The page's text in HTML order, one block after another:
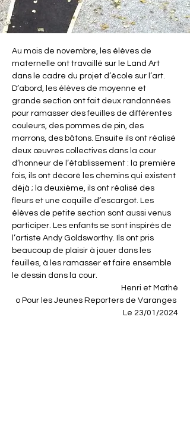
Au mois de novembre, les élèves de
maternelle ont travaillé sur le Land Art
dans le cadre du projet d’école sur l’art.
D’abord, les élèves de moyenne et
grande section ont fait deux randonnées
pour ramasser des feuilles de différentes
couleurs, des pommes de pin, des
marrons, des bâtons. Ensuite ils ont réalisé
deux œuvres collectives dans la cour
d’honneur de l’établissement : la première
fois, ils ont décoré les chemins qui existent
déjà ; la deuxième, ils ont réalisé des
fleurs et une coquille d’escargot. Les
élèves de petite section sont aussi venus
participer. Les enfants se sont inspirés de
l’artiste Andy Goldsworthy. Ils ont pris
beaucoup de plaisir à jouer dans les
feuilles, à les ramasser et faire ensemble
le dessin dans la cour.
Henri et Mathé
o Pour les Jeunes Reporters de Varanges
Le 23/01/2024